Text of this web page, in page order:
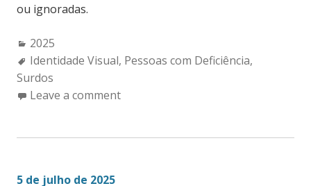
ou ignoradas.
Categories:
2025
Tags:
Identidade Visual, Pessoas com Deficiência,
Surdos
Leave a comment
5 de julho de 2025